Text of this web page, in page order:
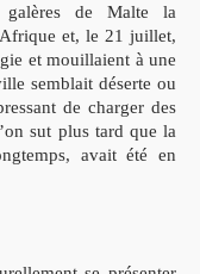
de Malte la
et, le 21 juillet,
et mouillaient à une
semblait déserte ou
de charger des
sut plus tard que la
avait été en